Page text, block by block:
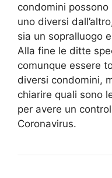
condomini
uno diversi
sia un sopralluogo
Alla fine le ditte
comunque essere
diversi condomini,
chiarire quali sono
per avere un
Coronavirus.